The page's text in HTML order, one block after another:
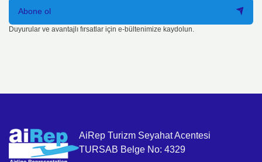
Abone ol
Duyurular ve avantajlı fırsatlar için e-bültenimize kaydolun.
AiRep Turizm Seyahat Acentesi
TURSAB Belge No: 4329